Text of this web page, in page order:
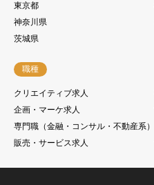
東京都
神奈川県
茨城県
職種
クリエイティブ求人
企画・マーケ求人
専門職（金融・コンサル・不動産系）
販売・サービス求人